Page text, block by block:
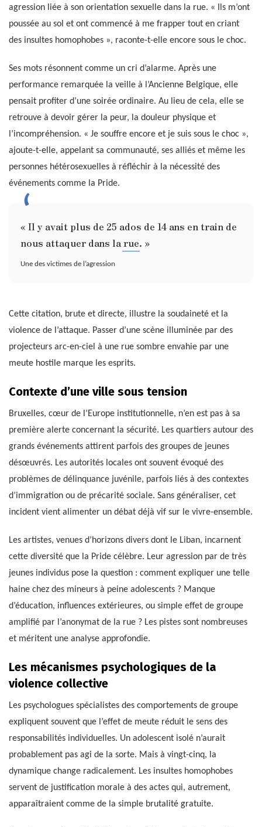
agression liée à son orientation sexuelle dans la rue. « Ils m’ont
poussée au sol et ont commencé à me frapper tout en criant
des insultes homophobes », raconte-t-elle encore sous le choc.
Ses mots résonnent comme un cri d’alarme. Après une
performance remarquée la veille à l’Ancienne Belgique, elle
pensait profiter d’une soirée ordinaire. Au lieu de cela, elle se
retrouve à devoir gérer la peur, la douleur physique et
l’incompréhension. « Je souffre encore et je suis sous le choc »,
ajoute-t-elle, appelant sa communauté, ses alliés et même les
personnes hétérosexuelles à réfléchir à la nécessité des
événements comme la Pride.
« Il y avait plus de 25 ados de 14 ans en train de
nous attaquer dans la rue. »
Une des victimes de l’agression
Cette citation, brute et directe, illustre la soudaineté et la
violence de l’attaque. Passer d’une scène illuminée par des
projecteurs arc-en-ciel à une rue sombre envahie par une
meute hostile marque les esprits.
Contexte d’une ville sous tension
Bruxelles, cœur de l’Europe institutionnelle, n’en est pas à sa
première alerte concernant la sécurité. Les quartiers autour des
grands événements attirent parfois des groupes de jeunes
désœuvrés. Les autorités locales ont souvent évoqué des
problèmes de délinquance juvénile, parfois liés à des contextes
d’immigration ou de précarité sociale. Sans généraliser, cet
incident vient alimenter un débat déjà vif sur le vivre-ensemble.
Les artistes, venues d’horizons divers dont le Liban, incarnent
cette diversité que la Pride célèbre. Leur agression par de très
jeunes individus pose la question : comment expliquer une telle
haine chez des mineurs à peine adolescents ? Manque
d’éducation, influences extérieures, ou simple effet de groupe
amplifié par l’anonymat de la rue ? Les pistes sont nombreuses
et méritent une analyse approfondie.
Les mécanismes psychologiques de la
violence collective
Les psychologues spécialistes des comportements de groupe
expliquent souvent que l’effet de meute réduit le sens des
responsabilités individuelles. Un adolescent isolé n’aurait
probablement pas agi de la sorte. Mais à vingt-cinq, la
dynamique change radicalement. Les insultes homophobes
servent de justification morale à des actes qui, autrement,
apparaîtraient comme de la simple brutalité gratuite.